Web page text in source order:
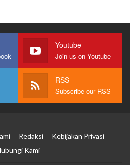
Youtube
Join us on Youtube
RSS
Subscribe our RSS
Redaksi
Kebijakan Privasi
Kami